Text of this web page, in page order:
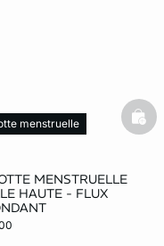
MENSTRUELLE
HAUTE - FLUX
menstruelle